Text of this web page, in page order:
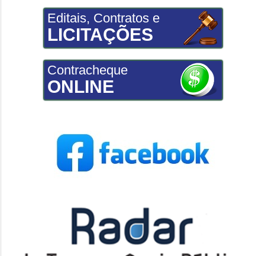
Editais, Contratos e
LICITAÇÕES
Contracheque
ONLINE